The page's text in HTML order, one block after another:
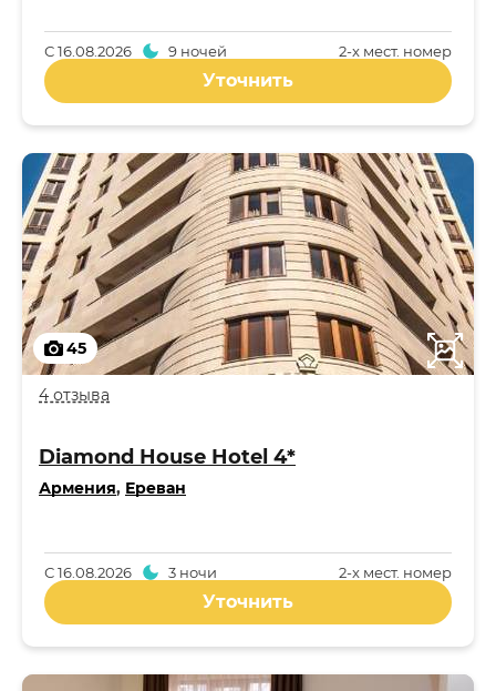
2-x мест. номер
С16.08.2026 9 ночей
Уточнить
45
4 отзыва
Diamond House Hotel 4*
Армения, Ереван
2-x мест. номер
С16.08.2026 3 ночи
Уточнить